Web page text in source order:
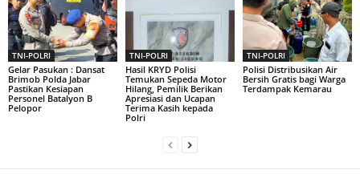
TNI-POLRI
Gelar Pasukan : Dansat
Brimob Polda Jabar
Pastikan Kesiapan
Personel Batalyon B
Pelopor
TNI-POLRI
Hasil KRYD Polisi
Temukan Sepeda Motor
Hilang, Pemilik Berikan
Apresiasi dan Ucapan
Terima Kasih kepada
Polri
TNI-POLRI
Polisi Distribusikan Air
Bersih Gratis bagi Warga
Terdampak Kemarau